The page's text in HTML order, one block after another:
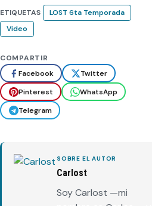
ETIQUETAS
LOST 6ta Temporada
Video
COMPARTIR
Facebook
Twitter
Pinterest
WhatsApp
Telegram
SOBRE EL AUTOR
Carlost
Soy Carlost —mi